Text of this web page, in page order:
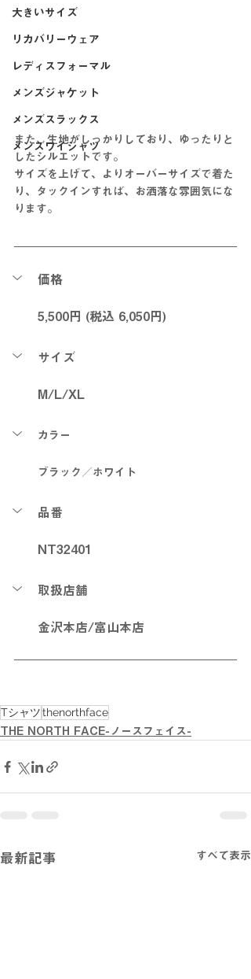
大きいサイズ
リカバリーウェア
レディスフォーマル
メンズジャケット
メンズスラックス
メンズワイシャツ
また、生地がしっかりしており、ゆったりと
したシルエットです。
サイズを上げて、よりオーバーサイズで着た
り、タックインすれば、お洒落な雰囲気にな
ります。
価格
5,500円 (税込 6,050円)
サイズ
M/L/XL
カラー
ブラック／ホワイト
品番
NT32401
取扱店舗
金沢本店/富山本店
Tシャツthenorthface
THE NORTH FACE-ノースフェイス-
最新記事 すべて表示